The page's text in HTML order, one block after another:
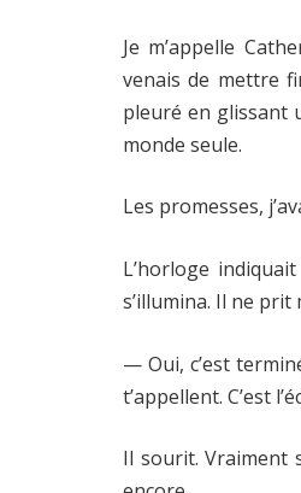
Je m’appelle
venais de mettre
pleuré en glissant
monde seule.
Les promesses,
L’horloge
s’illumina. Il ne
— Oui, c’est
t’appellent. C’est
Il sourit. Vraiment